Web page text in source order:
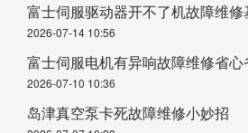
富士伺服驱动器开不了机故障维
2026-07-14 10:56
富士伺服电机有异响故障维修省心
2026-07-10 10:36
岛津真空泵卡死故障维修小妙招